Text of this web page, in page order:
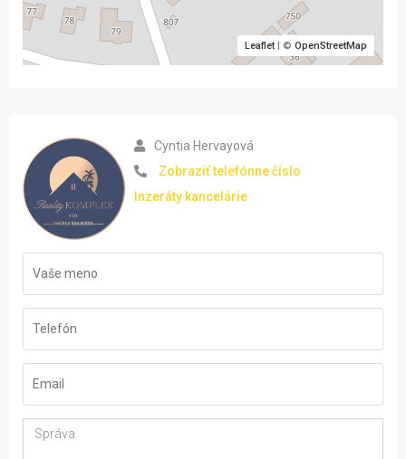
Leaflet| © OpenStreetMap
Cyntia Hervayová
Zobraziť telefónne číslo
Inzeráty kancelárie